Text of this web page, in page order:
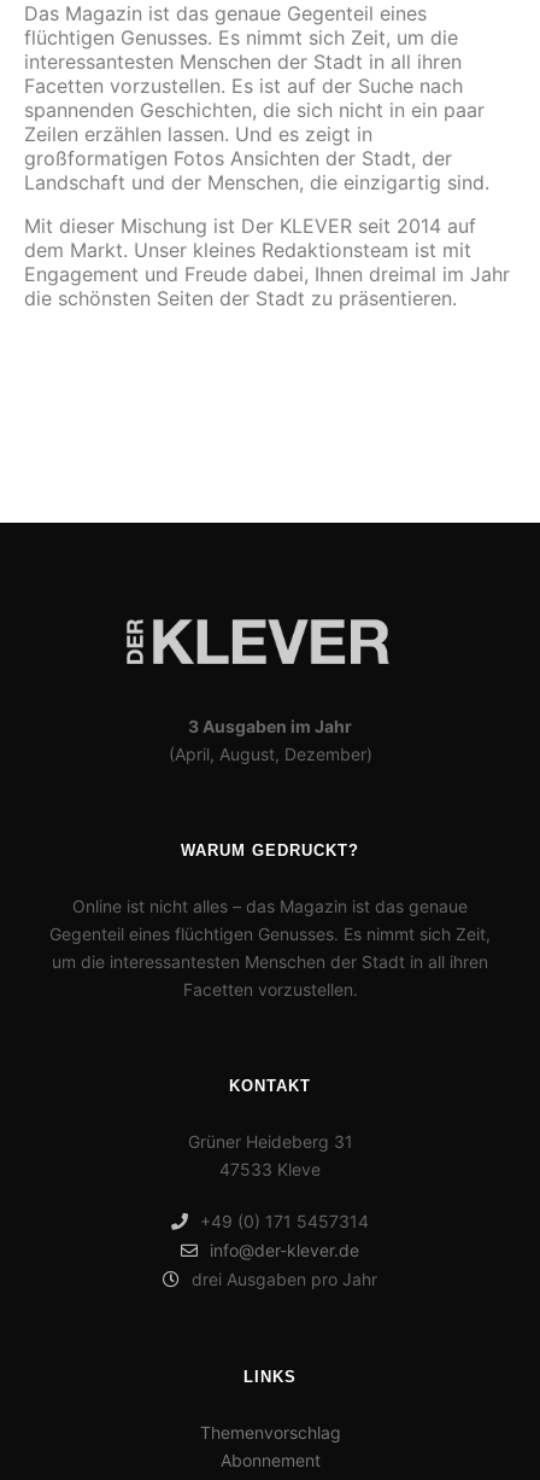
Das Magazin ist das genaue Gegenteil eines
flüchtigen Genusses. Es nimmt sich Zeit, um die
interessantesten Menschen der Stadt in all ihren
Facetten vorzustellen. Es ist auf der Suche nach
spannenden Geschichten, die sich nicht in ein paar
Zeilen erzählen lassen. Und es zeigt in
großformatigen Fotos Ansichten der Stadt, der
Landschaft und der Menschen, die einzigartig sind.
Mit dieser Mischung ist Der KLEVER seit 2014 auf
dem Markt. Unser kleines Redaktionsteam ist mit
Engagement und Freude dabei, Ihnen dreimal im Jahr
die schönsten Seiten der Stadt zu präsentieren.
3 Ausgaben im Jahr
(April, August, Dezember)
WARUM GEDRUCKT?
Online ist nicht alles – das Magazin ist das genaue
Gegenteil eines flüchtigen Genusses. Es nimmt sich Zeit,
um die interessantesten Menschen der Stadt in all ihren
Facetten vorzustellen.
KONTAKT
Grüner Heideberg 31
47533 Kleve
+49 (0) 171 5457314
info@der-klever.de
drei Ausgaben pro Jahr
LINKS
Themenvorschlag
Abonnement